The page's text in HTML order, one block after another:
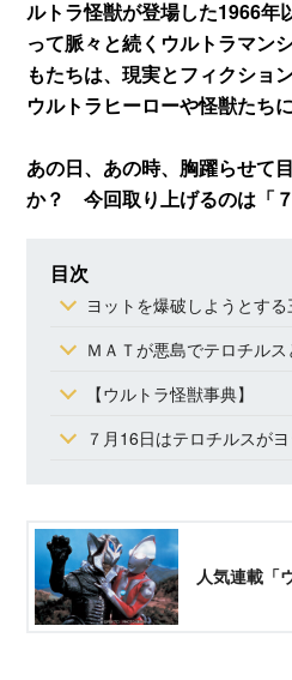
ルトラ怪獣が登場した1966年
って脈々と続くウルトラマン
もたちは、現実とフィクショ
ウルトラヒーローや怪獣たち
あの日、あの時、胸躍らせて
か？ 今回取り上げるのは「７
目次
ヨットを爆破しようとす
ＭＡＴが悪島でテロチルス
【ウルトラ怪獣事典】
７月16日はテロチルスが
人気連載「